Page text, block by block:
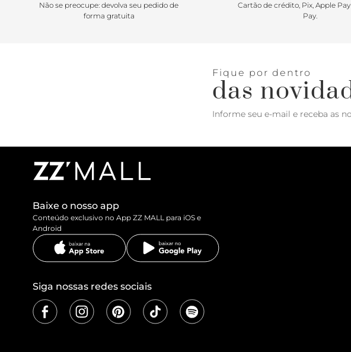
Não se preocupe: devolva seu pedido de
forma gratuita
Cartão de crédito, Pix, Apple
Pay.
Fique por dentro
das
Informe seu e-mail e receba as
Baixe o nosso app
Conteúdo exclusivo no App ZZ MALL para iOS e
Android
Siga nossas redes sociais